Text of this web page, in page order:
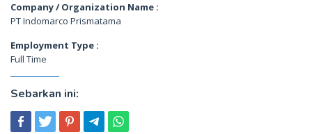
Company / Organization Name :
PT Indomarco Prismatama
Employment Type :
Full Time
Sebarkan ini: